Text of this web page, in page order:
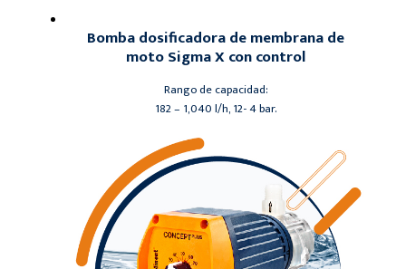
Bomba dosificadora de membrana de
moto Sigma X con control
Rango de capacidad:
182 – 1,040 l/h, 12- 4 bar.